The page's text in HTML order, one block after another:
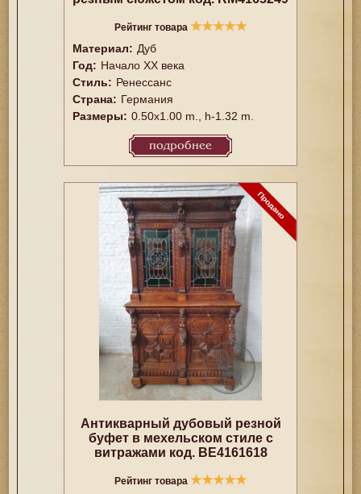
Рейтинг товара ★★★★★
Материал: Дуб
Год: Начало XX века
Стиль: Ренессанс
Страна: Германия
Размеры: 0.50x1.00 m., h-1.32 m.
подробнее
Антикварный дубовый резной
буфет в мехельском стиле с
витражами код. BE4161618
Рейтинг товара ★★★★★